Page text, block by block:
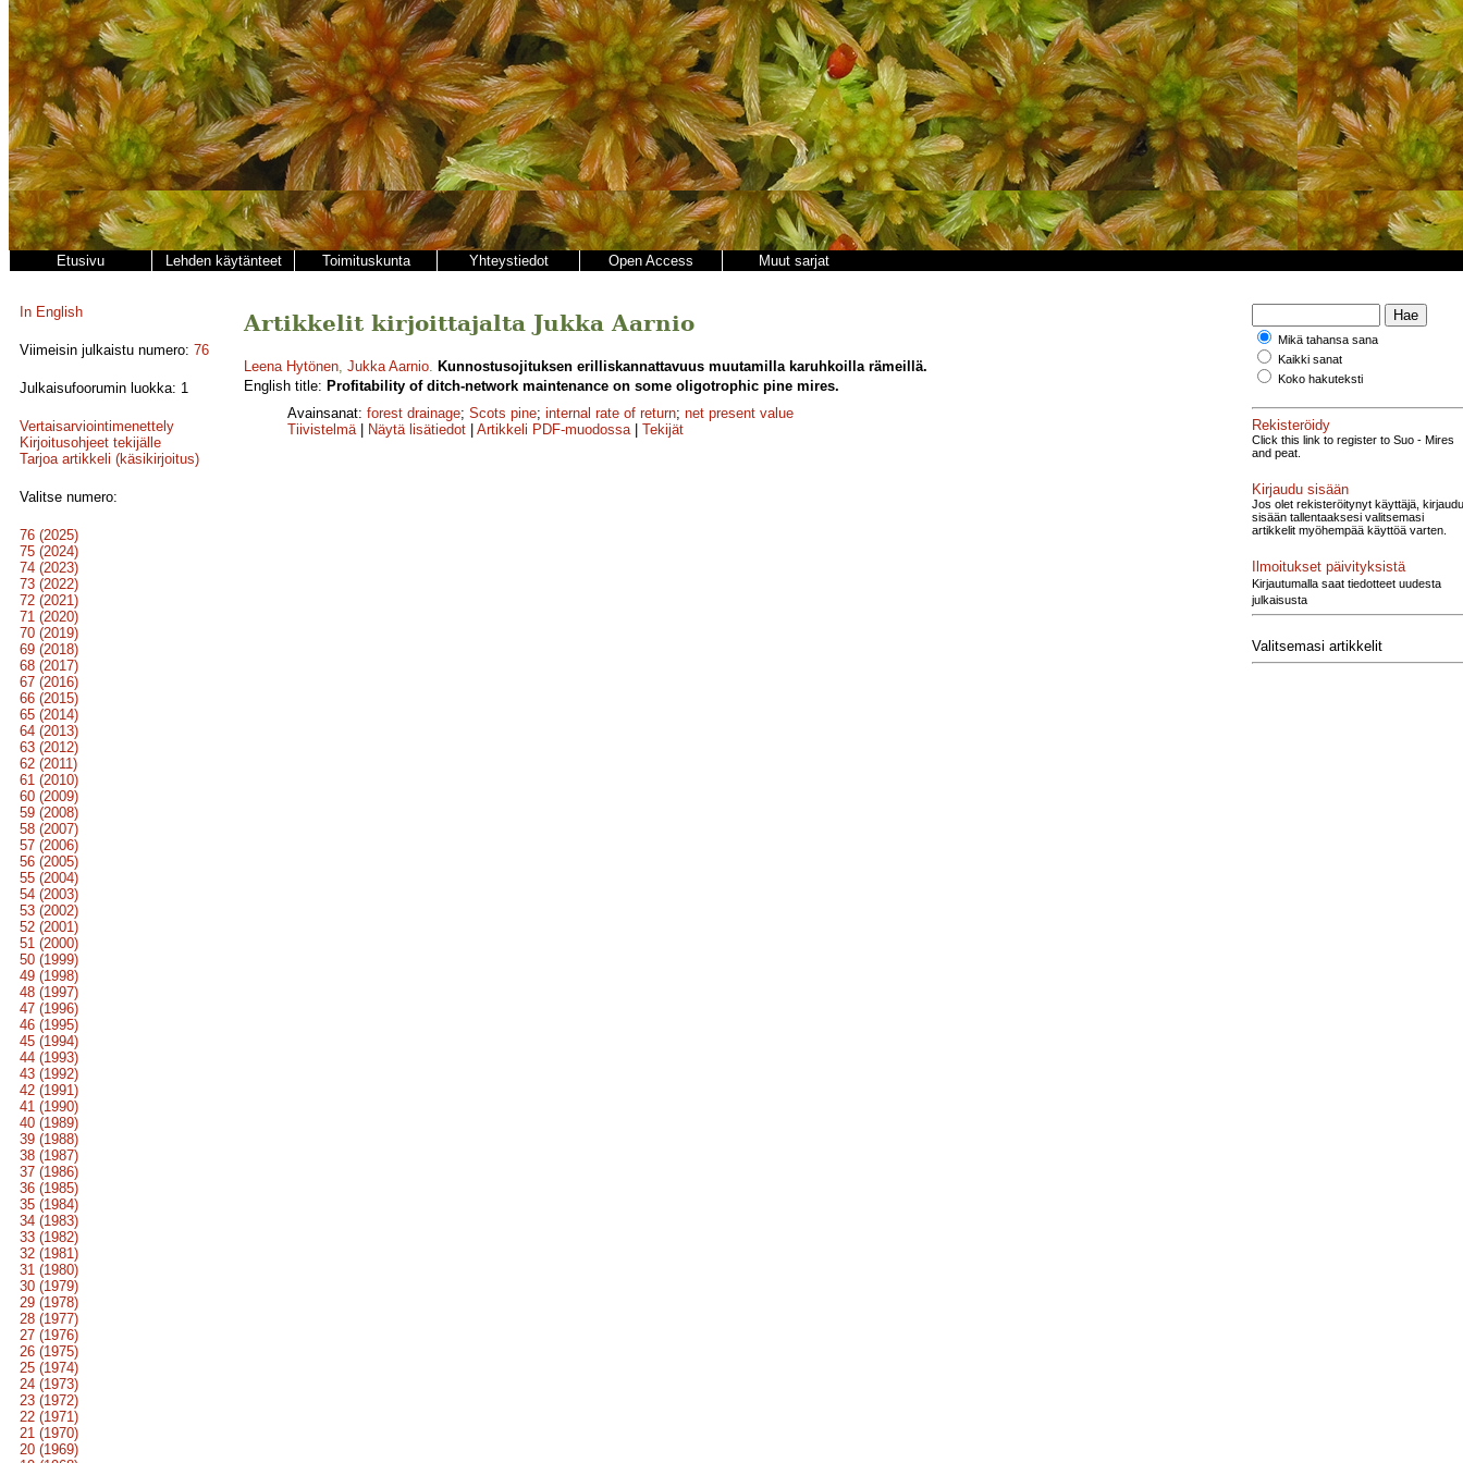
Etusivu Lehden käytänteet Toimituskunta Yhteystiedot Open Access Muut sarjat
In English
Viimeisin julkaistu numero: 76
Julkaisufoorumin luokka: 1
Vertaisarviointimenettely
Kirjoitusohjeet tekijälle
Tarjoa artikkeli (käsikirjoitus)
Valitse numero:
76 (2025)
75 (2024)
74 (2023)
73 (2022)
72 (2021)
71 (2020)
70 (2019)
69 (2018)
68 (2017)
67 (2016)
66 (2015)
65 (2014)
64 (2013)
63 (2012)
62 (2011)
61 (2010)
60 (2009)
59 (2008)
58 (2007)
57 (2006)
56 (2005)
55 (2004)
54 (2003)
53 (2002)
52 (2001)
51 (2000)
50 (1999)
49 (1998)
48 (1997)
47 (1996)
46 (1995)
45 (1994)
44 (1993)
43 (1992)
42 (1991)
41 (1990)
40 (1989)
39 (1988)
38 (1987)
37 (1986)
36 (1985)
35 (1984)
34 (1983)
33 (1982)
32 (1981)
31 (1980)
30 (1979)
29 (1978)
28 (1977)
27 (1976)
26 (1975)
25 (1974)
24 (1973)
23 (1972)
22 (1971)
21 (1970)
20 (1969)
Artikkelit kirjoittajalta Jukka Aarnio
Leena Hytönen, Jukka Aarnio. Kunnostusojituksen erilliskannattavuus muutamilla karuhkoilla rämeillä.
English title: Profitability of ditch-network maintenance on some oligotrophic pine mires.
Avainsanat: forest drainage; Scots pine; internal rate of return; net present value
Tiivistelmä| Näytä lisätiedot Artikkeli PDF-muodossa| Tekijät
Mikä tahansa sana
Kaikki sanat
Koko hakuteksti
Rekisteröidy
Click this link to register to Suo - Mires
and peat.
Kirjaudu sisään
Jos olet rekisteröitynyt käyttäjä, kirjaudu
sisään tallentaaksesi valitsemasi
artikkelit myöhempää käyttöä varten.
Ilmoitukset päivityksistä
Kirjautumalla saat tiedotteet uudesta
julkaisusta
Valitsemasi artikkelit